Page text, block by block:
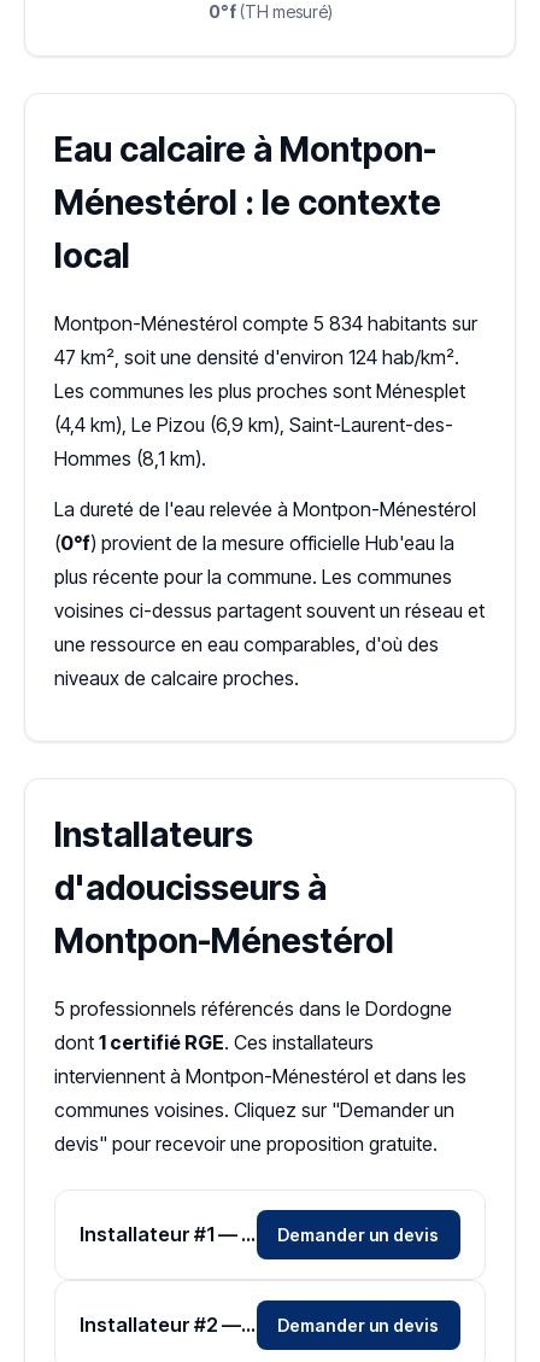
0°f(TH mesuré)
Eau calcaire à Montpon-
Ménestérol : le contexte
local
Montpon-Ménestérol compte 5 834 habitants sur
47 km², soit une densité d'environ 124 hab/km².
Les communes les plus proches sont Ménesplet
(4,4 km), Le Pizou (6,9 km), Saint-Laurent-des-
Hommes (8,1 km).
La dureté de l'eau relevée à Montpon-Ménestérol
(0°f) provient de la mesure officielle Hub'eau la
plus récente pour la commune. Les communes
voisines ci-dessus partagent souvent un réseau et
une ressource en eau comparables, d'où des
niveaux de calcaire proches.
Installateurs
d'adoucisseurs à
Montpon-Ménestérol
5 professionnels référencés dans le Dordogne
dont 1 certifié RGE. Ces installateurs
interviennent à Montpon-Ménestérol et dans les
communes voisines. Cliquez sur "Demander un
devis" pour recevoir une proposition gratuite.
Installateur #1 — Zone Dordogne Demander un devis
Installateur #2 — Zone Dordogne Demander un devis